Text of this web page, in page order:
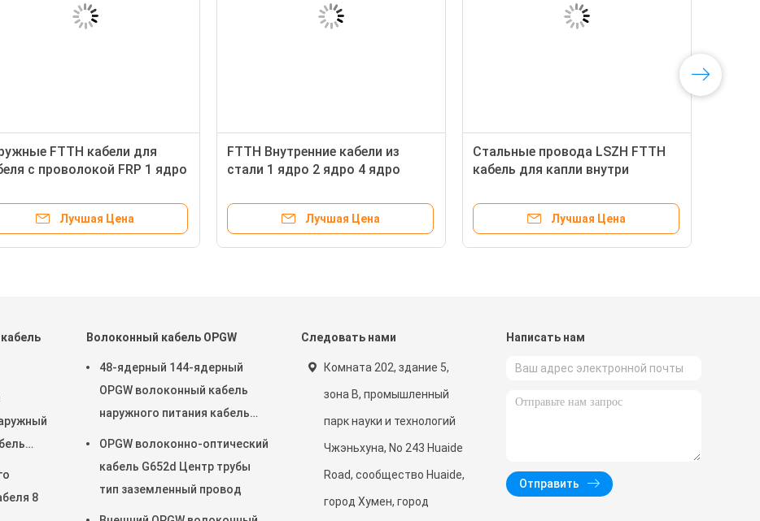
FTTH кабели для
с проволокой FRP 1 ядро
кабель
Лучшая Цена
FTTH Внутренние кабели из
стали 1 ядро 2 ядро 4 ядро
оптический кабель волокна
Лучшая Цена
Стальные провода LSZH FTTH
кабель для капли внутри
оптических волокон GJXH
Лучшая Цена
8
Волоконный кабель OPGW
48-ядерный 144-ядерный
OPGW волоконный кабель
наружного питания кабель
OPGW волоконно-оптический
кабель G652d Центр трубы
тип заземленный провод
Следовать нами
Комната 202, здание 5,
зона B, промышленный
парк науки и технологий
Чжэньхуна, No 243 Huaide
Road, сообщество Huaide,
город Хумен, город
Написать нам
Отправить